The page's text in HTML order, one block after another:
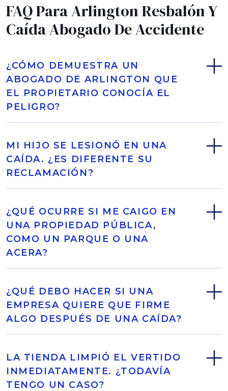
FAQ Para Arlington Resbalón Y
Caída Abogado De Accidente
¿CÓMO DEMUESTRA UN
ABOGADO DE ARLINGTON QUE
EL PROPIETARIO CONOCÍA EL
PELIGRO?
MI HIJO SE LESIONÓ EN UNA
CAÍDA. ¿ES DIFERENTE SU
RECLAMACIÓN?
¿QUÉ OCURRE SI ME CAIGO EN
UNA PROPIEDAD PÚBLICA,
COMO UN PARQUE O UNA
ACERA?
¿QUÉ DEBO HACER SI UNA
EMPRESA QUIERE QUE FIRME
ALGO DESPUÉS DE UNA CAÍDA?
LA TIENDA LIMPIÓ EL VERTIDO
INMEDIATAMENTE. ¿TODAVÍA
TENGO UN CASO?